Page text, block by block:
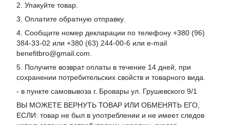
2. Упакуйте товар.
3. Оплатите обратную отправку.
4. Сообщите номер декларации по телефону +380 (96)
384-33-02 или +380 (63) 244-00-6 или e-mail
benefitbro@gmail.com.
5. Получите возврат оплаты в течение 14 дней, при
сохранении потребительских свойств и товарного вида.
- в пункте самовывоза г. Бровары ул. Грушевского 9/1
ВЫ МОЖЕТЕ ВЕРНУТЬ ТОВАР ИЛИ ОБМЕНЯТЬ ЕГО,
ЕСЛИ: товар не был в употреблении и не имеет следов